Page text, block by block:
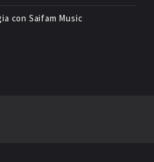
con Saifam Music